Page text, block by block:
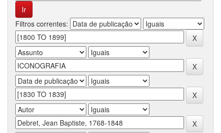
Filtros correntes: